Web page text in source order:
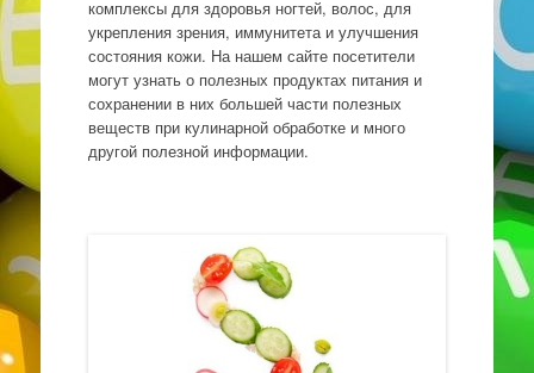
комплексы для здоровья ногтей, волос, для
укрепления зрения, иммунитета и улучшения
состояния кожи. На нашем сайте посетители
могут узнать о полезных продуктах питания и
сохранении в них большей части полезных
веществ при кулинарной обработке и много
другой полезной информации.